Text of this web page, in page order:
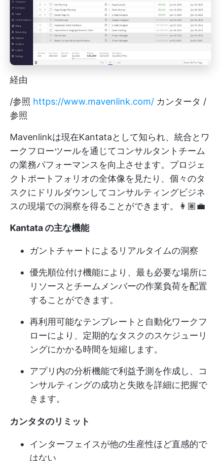
経由
/参照 https://www.mavenlink.com/ カンタータ /
参照
Mavenlinkは現在Kantataとして知られ、統合とワ
ークフローツールを通じてコンサルタントチーム
の業務パフォーマンスを向上させます。プロジェ
クトポートフォリオの全体像を見たり、個々のタ
スクにドリルダウンしてコンサルティングビジネ
スの現場での洞察を得ることができます。👩🏽‍💼
Kantata の主な機能
ガントチャートによるリアルタイムの洞察
優先順位付け機能により、最も必要な場所に
リソースとチームメンバーの作業負荷を配置
することができます。
再利用可能なテンプレートと自動化ワークフ
ローにより、定期的なタスクのスケジューリ
ングにかかる時間を短縮します。
アプリ内の分析機能で利益予測を作成し、コ
ンサルティングの成功と失敗を詳細に把握で
きます。
カンタタのリミット
インターフェイスが他の生産性ほど直感的で
はない